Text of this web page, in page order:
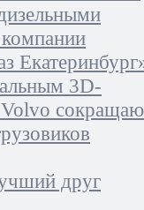
3D-
друг